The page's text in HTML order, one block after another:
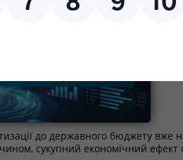
до державного бюджету вже
сукупний економічний ефект